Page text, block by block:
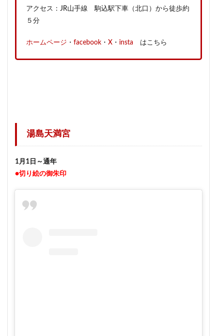
アクセス：JR山手線 駒込駅下車（北口）から徒歩約
５分
ホームページ ・ facebook ・ X ・ insta はこちら
湯島天満宮
1月1日～通年
●切り絵の御朱印